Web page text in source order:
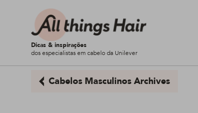
Dicas & inspirações
dos especialistas em cabelo da Unilever
Cabelos Masculinos Archives